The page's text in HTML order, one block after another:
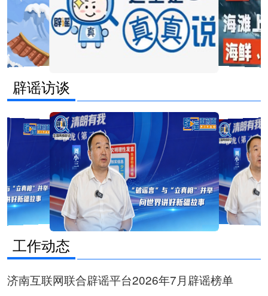
辟谣访谈
工作动态
济南互联网联合辟谣平台2026年7月辟谣榜单